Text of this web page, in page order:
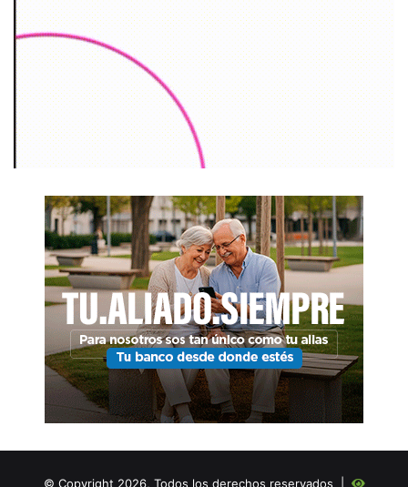
© Copyright 2026, Todos los derechos reservados |